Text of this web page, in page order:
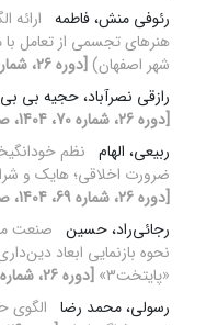
رئوفی منش، فاطمه ارائه
هنرهای تجسمی از تعامل
شهر اصفهان) [دوره 26، شماره 70، 1404، صفحه 213-250]
رازقی نصرآباد، حجیه بی بی
[دوره 26، شماره 70، 1404، صفحه 41-82]
ربیعی، الهام نظم
ضرورت اخلاقی؛ هایک و
[دوره 26، شماره 69، 1404، صفحه 9-42]
رجائی‌راد، حسین صنعت
نحوه بازنمایی ابعاد
«پایتخت3»
[دوره 26، شماره 71، 1404، صفحه 241-289]
رسولی، محمد رضا الگوی